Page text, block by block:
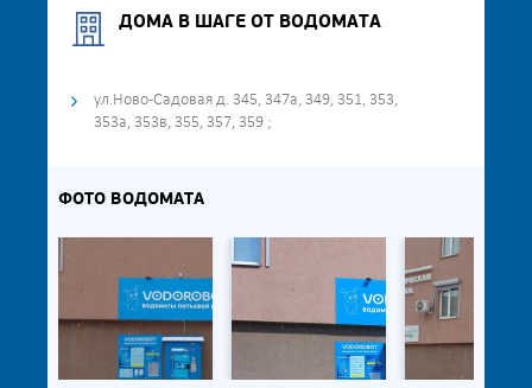
ДОМА В ШАГЕ ОТ ВОДОМАТА
ул.Ново-Садовая д. 345, 347а, 349, 351, 353,
353а, 353в, 355, 357, 359 ;
ФОТО ВОДОМАТА